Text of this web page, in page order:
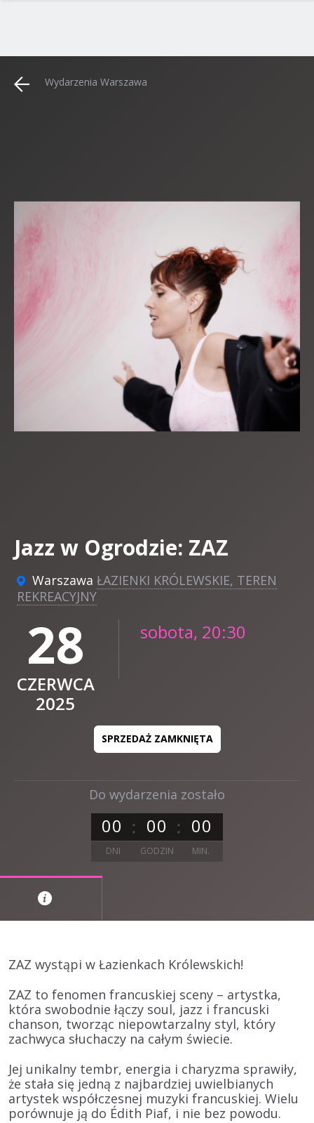
Wydarzenia Warszawa
Do wydarzenia zostało
00 00 00
DNI GODZIN MIN.
Jazz w Ogrodzie: ZAZ
Warszawa ŁAZIENKI KRÓLEWSKIE, TEREN
REKREACYJNY
28
CZERWCA
2025
sobota, 20:30
SPRZEDAŻ ZAMKNIĘTA
ZAZ wystąpi w Łazienkach Królewskich!
ZAZ to fenomen francuskiej sceny – artystka,
która swobodnie łączy soul, jazz i francuski
chanson, tworząc niepowtarzalny styl, który
zachwyca słuchaczy na całym świecie.
Jej unikalny tembr, energia i charyzma sprawiły,
że stała się jedną z najbardziej uwielbianych
artystek współczesnej muzyki francuskiej. Wielu
porównuje ją do Édith Piaf, i nie bez powodu.